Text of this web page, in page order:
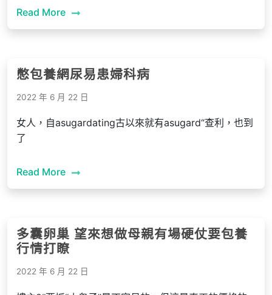
Read More
憋包養網尿易患婦科病
2022 年 6 月 22 日
女人，自asugardating古以來就有asugard“查利，也到
了
Read More
多囊卵巢 望來想做母親有場硬仗要包養
行情打瞭
2022 年 6 月 22 日